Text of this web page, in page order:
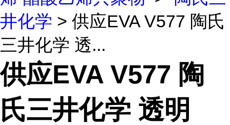
井化学 > 供应EVA V577 陶氏
三井化学 透...
供应EVA V577 陶
氏三井化学 透明